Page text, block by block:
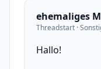
ehemaliges
Threadstart ·
Hallo!